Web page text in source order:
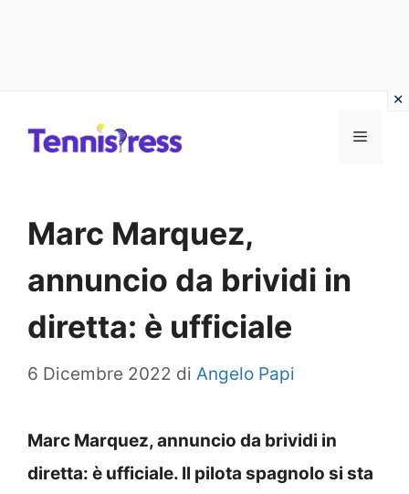
MENU
Marc Marquez,
annuncio da brividi in
diretta: è ufficiale
6 Dicembre 2022 di Angelo Papi
Marc Marquez, annuncio da brividi in
diretta: è ufficiale. Il pilota spagnolo si sta